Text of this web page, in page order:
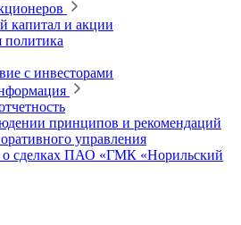
капитал и акции
политика
с инвесторами
принципов и рекомендаций
управления
сделках ПАО «ГМК «Норильский